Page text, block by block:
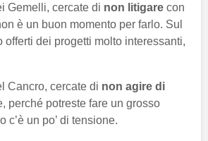
Gemelli, cercate di non litigare con
è un buon momento per farlo. Sul
offerti dei progetti molto interessanti,
Cancro, cercate di non agire di
perché potreste fare un grosso
c’è un po’ di tensione.